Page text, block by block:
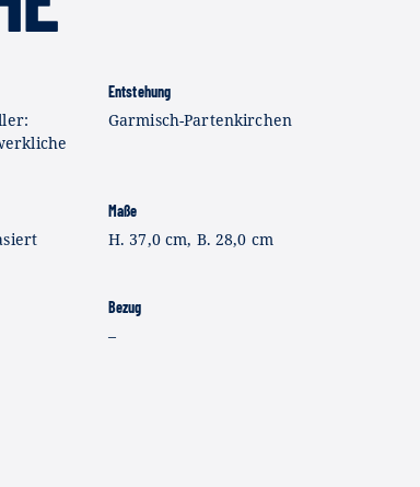
Entstehung
Garmisch-Partenkirchen
Maße
H. 37,0 cm, B. 28,0 cm
Bezug
–